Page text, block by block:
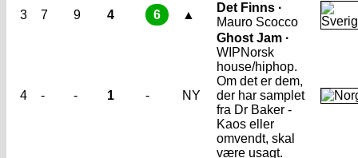
3
7 9 4 6 ▲
Det Finns ·
Mauro Scocco
4 - - 1 - NY
Ghost Jam ·
WIPNorsk
house/hiphop.
Om det er dem,
der har samplet
fra Dr Baker -
Kaos eller
omvendt, skal
være usagt.